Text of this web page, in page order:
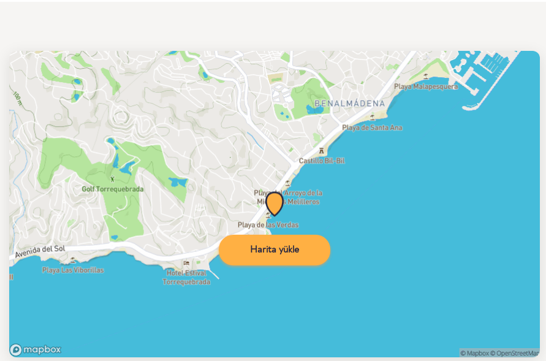
Harita yükle